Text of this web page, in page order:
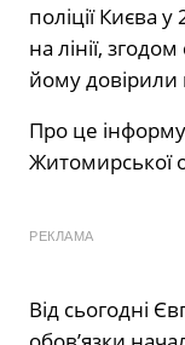
поліції Києва
на лінії,
йому
Про це
Житомирської
РЕКЛАМА
Від сьогодні